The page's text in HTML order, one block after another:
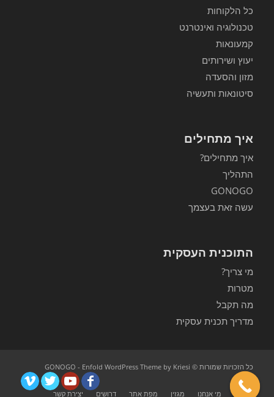
כל הלקוחות
טכנולוגיה ואינטרנט
קמעונאות
יעוץ ושירותים
מזון והסעדה
סיטונאות ותעשיה
איך מתחילים
איך מתחילים?
התהליך
GONOGO
עשה זאת בעצמך
התוכנית העסקית
מי צריך?
מטרות
מה תקבל
מדריך תכנית עסקית
כל הזכויות שמורות © GONOGO - Enfold WordPress Theme by Kriesi
ראשי מי אנחנו מגזין מפת אתר דרושים יצירת קשר